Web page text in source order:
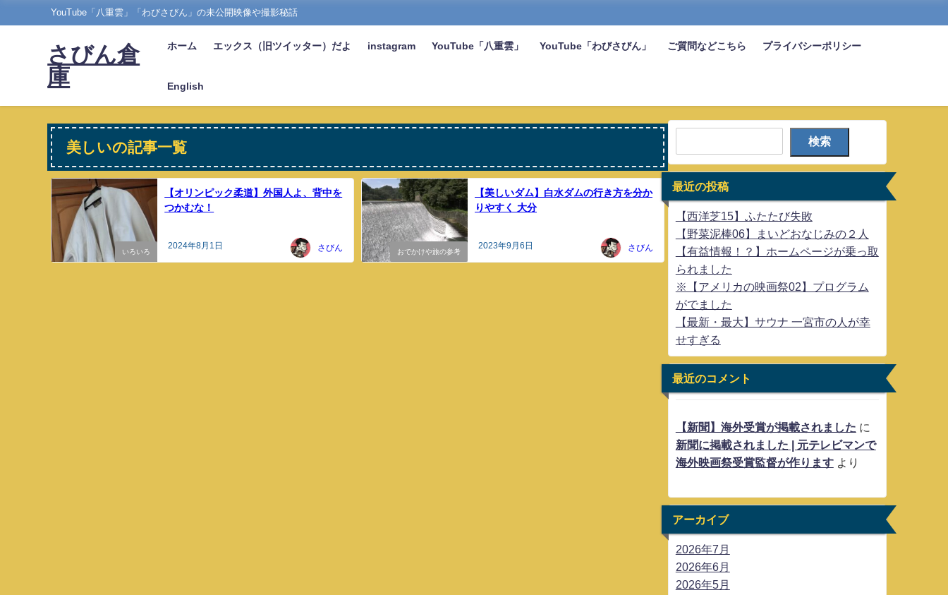
YouTube「八重雲」「わびさびん」の未公開映像や撮影秘話
さびん倉
庫
ホーム エックス（旧ツイッター）だよ instagram YouTube「八重雲」 YouTube「わびさびん」 ご質問などこちら プライバシーポリシー
English
美しいの記事一覧
いろいろ
【オリンピック柔道】外国人よ、背中を
つかむな！
2024年8月1日 さびん おでかけや旅の参考
【美しいダム】白水ダムの行き方を分か
りやすく 大分
2023年9月6日 さびん
検索
最近の投稿
【西洋芝15】ふたたび失敗
【野菜泥棒06】まいどおなじみの２人
【有益情報！？】ホームページが乗っ取
られました
※【アメリカの映画祭02】プログラム
がでました
【最新・最大】サウナ 一宮市の人が幸
せすぎる
最近のコメント
【新聞】海外受賞が掲載されました に
新聞に掲載されました | 元テレビマンで
海外映画祭受賞監督が作りますより
アーカイブ
2026年7月
2026年6月
2026年5月